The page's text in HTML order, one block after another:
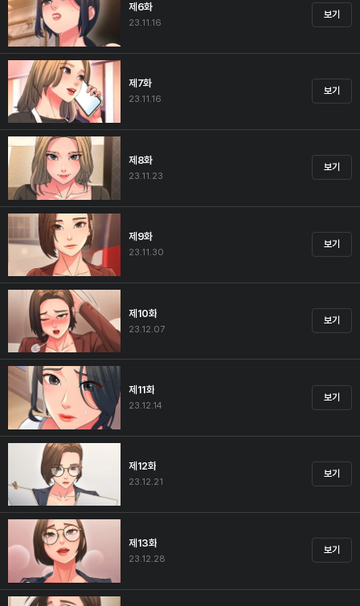
제6화
23.11.16
보기
제7화
23.11.16
보기
제8화
23.11.23
보기
제9화
23.11.30
보기
제10화
23.12.07
보기
제11화
23.12.14
보기
제12화
23.12.21
보기
제13화
23.12.28
보기